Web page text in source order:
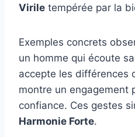
Virile tempérée par la
Exemples concrets
un homme qui écoute
accepte les différences
montre un engagement
confiance. Ces gestes
Harmonie Forte.